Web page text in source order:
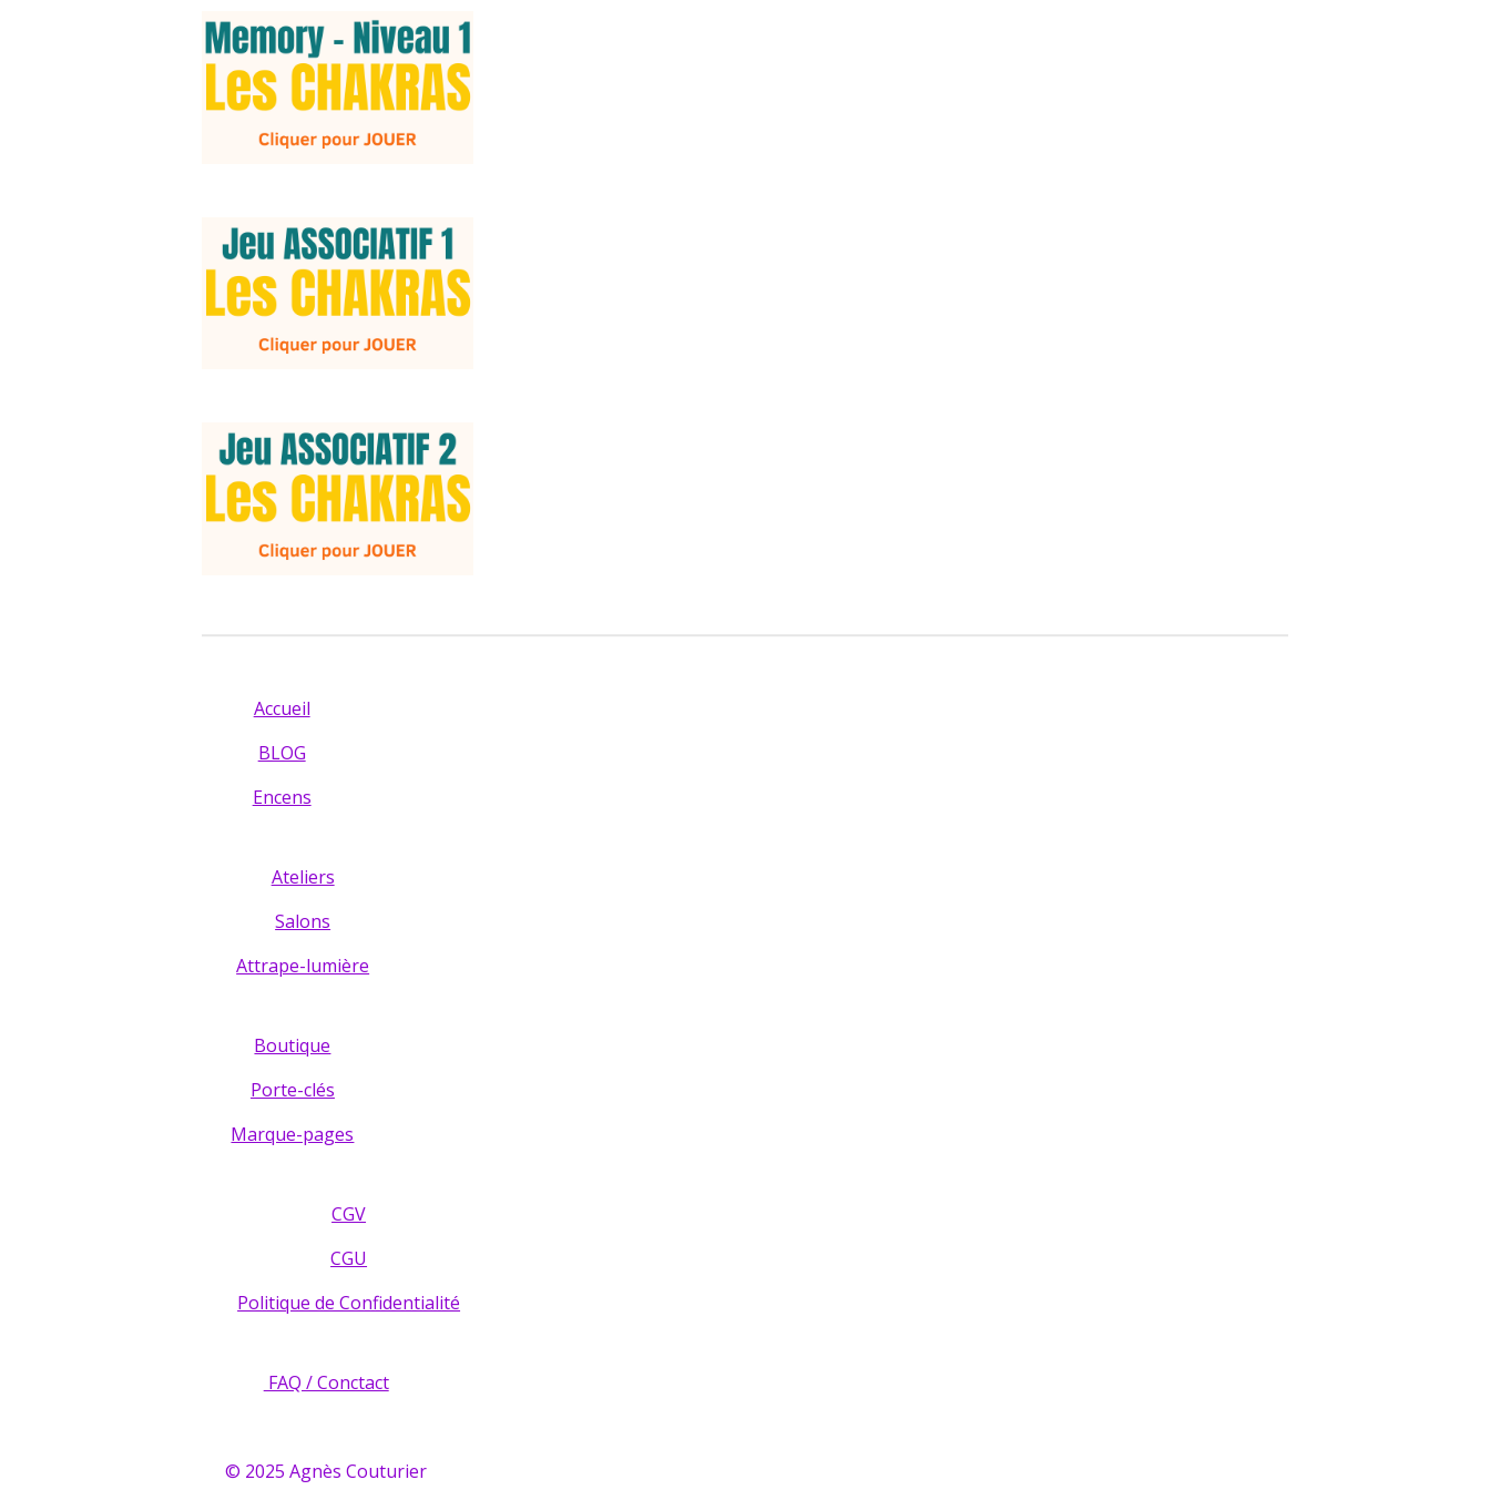
Accueil
BLOG
Encens
Ateliers
Salons
Attrape-lumière
Boutique
Porte-clés
Marque-pages
CGV
CGU
Politique de Confidentialité
FAQ / Conctact
© 2025 Agnès Couturier